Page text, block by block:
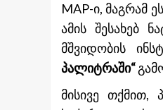
MAP-ი, მაგრამ
ამის შესახებ
მშვიდობის
პალიტრაში“
მისივე